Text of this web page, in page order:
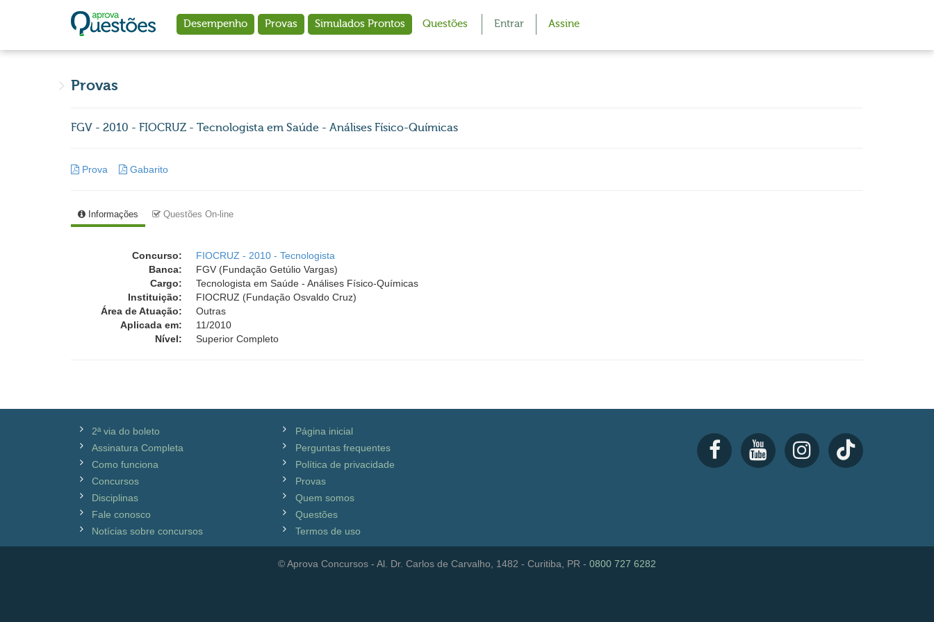
Desempenho Provas Simulados Prontos Questões Entrar Assine
Provas
FGV - 2010 - FIOCRUZ - Tecnologista em Saúde - Análises Físico-Químicas
Prova Gabarito
Informações Questões On-line
Concurso:
FIOCRUZ - 2010 - Tecnologista
Banca:
FGV (Fundação Getúlio Vargas)
Cargo:
Tecnologista em Saúde - Análises Físico-Químicas
Instituição:
FIOCRUZ (Fundação Osvaldo Cruz)
Área de Atuação:
Outras
Aplicada em:
11/2010
Nível:
Superior Completo
2ª via do boleto
Assinatura Completa
Como funciona
Concursos
Disciplinas
Fale conosco
Notícias sobre concursos
Página inicial
Perguntas frequentes
Política de privacidade
Provas
Quem somos
Questões
Termos de uso
© Aprova Concursos - Al. Dr. Carlos de Carvalho, 1482 - Curitiba, PR - 0800 727 6282